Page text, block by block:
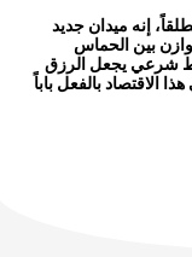
إنه ميدان جديد
بين الحماس
شرعي يجعل الرزق
الاقتصاد بالفعل باباً